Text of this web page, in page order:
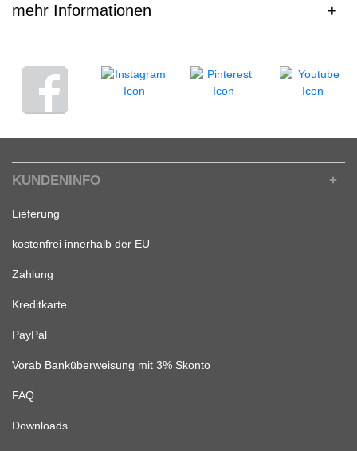
mehr Informationen
KUNDENINFO
Lieferung
kostenfrei innerhalb der EU
Zahlung
Kreditkarte
PayPal
Vorab Banküberweisung mit 3% Skonto
FAQ
Downloads